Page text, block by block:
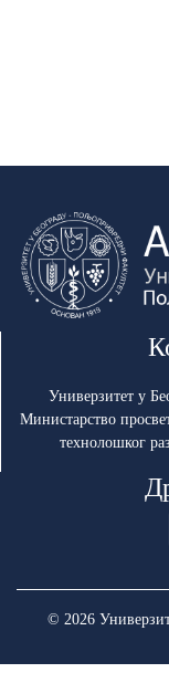
Универзитет у
Министарство
технолошког
© 2026